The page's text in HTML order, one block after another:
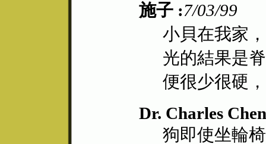
施子 :7/03/99
小貝在我家
光的結果是
便很少很硬
Dr. Charles
狗即使坐輪